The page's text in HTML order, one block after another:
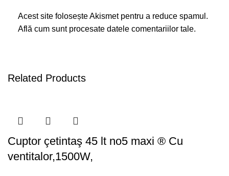
Acest site folosește Akismet pentru a reduce spamul.
Află cum sunt procesate datele comentariilor tale.
Related Products
Cuptor çetintaş 45 lt no5 maxi ® Cu
ventitalor,1500W,